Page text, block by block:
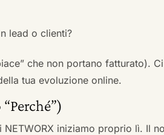
lead o clienti?
che non portano fatturato).
tua evoluzione online.
iniziamo proprio lì. Il